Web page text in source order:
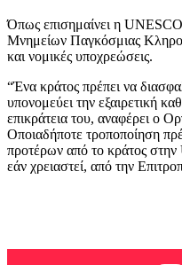
Όπως επισημαίνει η
Μνημείων Παγκόσμιας
και νομικές υποχρεώσεις.
“Ένα κράτος πρέπει να
υπονομεύει την εξαιρετική
επικράτεια του, αναφέρει ο
Οποιαδήποτε τροποποίηση
προτέρων από το κράτος
εάν χρειαστεί, από την